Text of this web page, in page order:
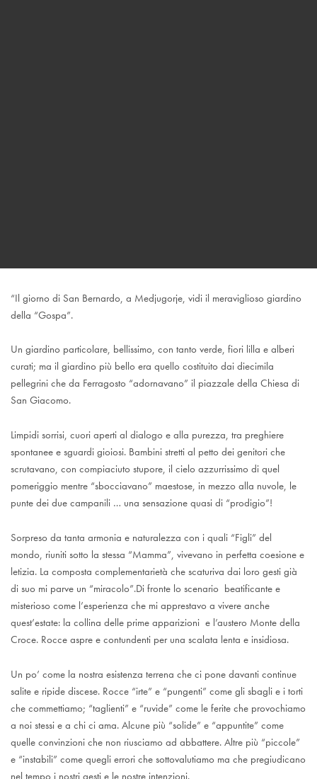
“Il giorno di San Bernardo, a Medjugorje, vidi il meraviglioso giardino
della “Gospa”.
Un giardino particolare, bellissimo, con tanto verde, fiori lilla e alberi
curati; ma il giardino più bello era quello costituito dai diecimila
pellegrini che da Ferragosto “adornavano” il piazzale della Chiesa di
San Giacomo.
Limpidi sorrisi, cuori aperti al dialogo e alla purezza, tra preghiere
spontanee e sguardi gioiosi. Bambini stretti al petto dei genitori che
scrutavano, con compiaciuto stupore, il cielo azzurrissimo di quel
pomeriggio mentre “sbocciavano” maestose, in mezzo alla nuvole, le
punte dei due campanili … una sensazione quasi di “prodigio”!
Sorpreso da tanta armonia e naturalezza con i quali “Figli” del
mondo, riuniti sotto la stessa “Mamma”, vivevano in perfetta coesione e
letizia. La composta complementarietà che scaturiva dai loro gesti già
di suo mi parve un “miracolo”.Di fronte lo scenario beatificante e
misterioso come l’esperienza che mi apprestavo a vivere anche
quest’estate: la collina delle prime apparizioni e l’austero Monte della
Croce. Rocce aspre e contundenti per una scalata lenta e insidiosa.
Un po’ come la nostra esistenza terrena che ci pone davanti continue
salite e ripide discese. Rocce “irte” e “pungenti” come gli sbagli e i torti
che commettiamo; “taglienti” e “ruvide” come le ferite che provochiamo
a noi stessi e a chi ci ama. Alcune più “solide” e “appuntite” come
quelle convinzioni che non riusciamo ad abbattere. Altre più “piccole”
e “instabili” come quegli errori che sottovalutiamo ma che pregiudicano
nel tempo i nostri gesti e le nostre intenzioni.